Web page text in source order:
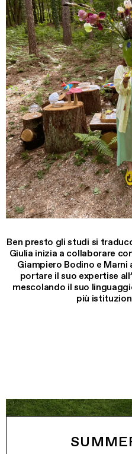
Ben presto gli studi si
Giulia inizia a collaborare
Giampiero Bodino e Marni
portare il suo expertise
mescolando il suo
più